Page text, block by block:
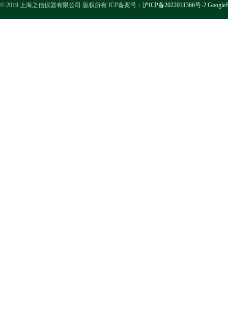
© 2019 上海之信仪器有限公司 版权所有 ICP备案号： 沪ICP备2022031366号-2